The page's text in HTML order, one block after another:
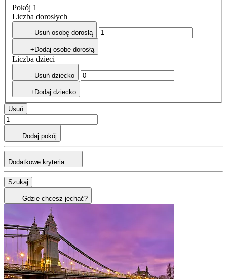
Pokój 1
Liczba dorosłych
- Usuń osobę dorosłą
+Dodaj osobę dorosłą
Liczba dzieci
- Usuń dziecko
+Dodaj dziecko
Usuń
Dodaj pokój
Dodatkowe kryteria
Szukaj
Gdzie chcesz jechać?